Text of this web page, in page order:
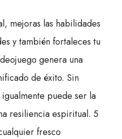
mejoras las habilidades
y también fortaleces tu
genera una
de éxito. Sin
puede ser la
resiliencia espiritual. 5
fresco